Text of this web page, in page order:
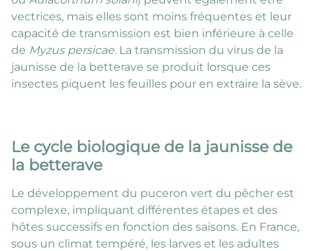
vectrices, mais elles sont moins fréquentes et leur
capacité de transmission est bien inférieure à celle
de Myzus persicae. La transmission du virus de la
jaunisse de la betterave se produit lorsque ces
insectes piquent les feuilles pour en extraire la sève.
Le cycle biologique de la jaunisse de
la betterave
Le développement du puceron vert du pêcher est
complexe, impliquant différentes étapes et des
hôtes successifs en fonction des saisons. En France,
sous un climat tempéré, les larves et les adultes